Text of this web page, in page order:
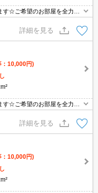
☆ご希望のお部屋を全力で
詳細を見る
：10,000円)
☆ご希望のお部屋を全力で
詳細を見る
：10,000円)